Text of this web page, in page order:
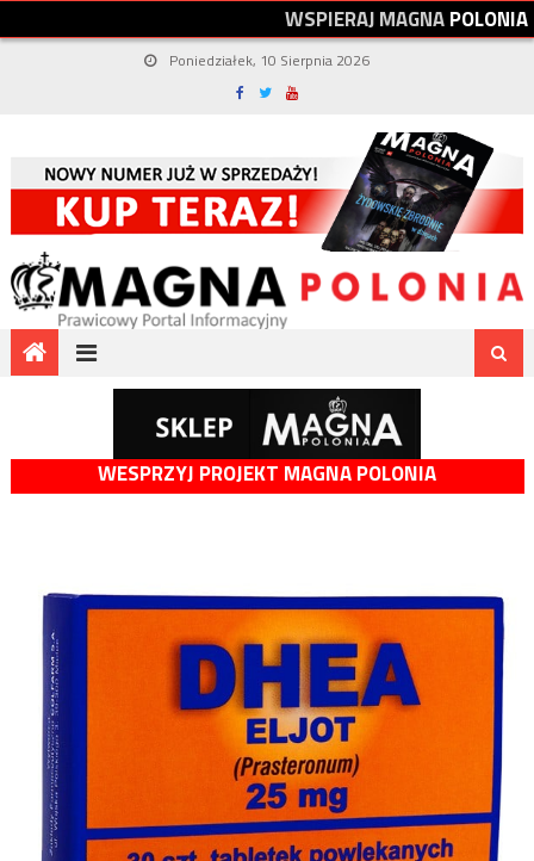
WSPIERAJMAGNAPOLONIA
Poniedziałek, 10 Sierpnia 2026
WESPRZYJ PROJEKT MAGNA POLONIA